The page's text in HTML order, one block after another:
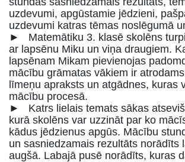
uzdevumi, apgūstamie jēdzieni,
uzdevumi katras tēmas noslēgumā
► Matemātiku 3. klasē skolēns
ar lapsēnu Miku un viņa draugiem.
lapsēnam Mikam pievienojas
mācību grāmatas vākiem ir
līmeņu apraksts un atgādnes, kuras
mācību procesā.
► Katrs lielais temats sākas
kurā skolēns var uzzināt par ko
kādus jēdzienus apgūs. Mācību
un sasniedzamais rezultāts norādīts
augšā. Labajā pusē norādīts, kuras